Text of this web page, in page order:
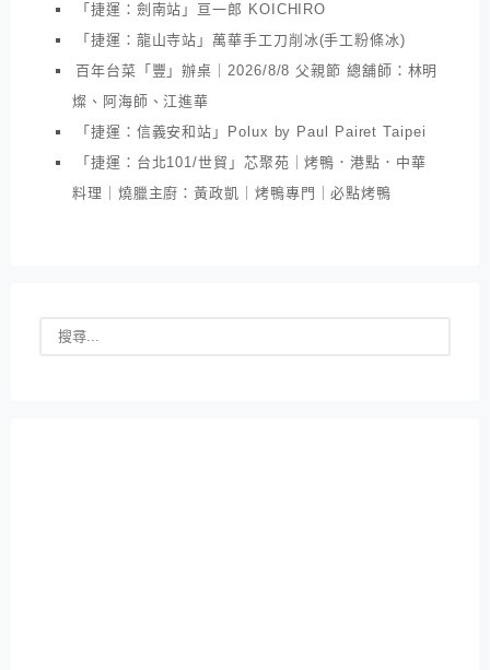
「捷運：劍南站」亘一郎 KOICHIRO
「捷運：龍山寺站」萬華手工刀削冰(手工粉條冰)
百年台菜「豐」辦桌｜2026/8/8 父親節 總舖師：林明
燦、阿海師、江進華
「捷運：信義安和站」Polux by Paul Pairet Taipei
「捷運：台北101/世貿」芯聚苑｜烤鴨．港點．中華
料理｜燒臘主廚：黃政凱｜烤鴨專門｜必點烤鴨